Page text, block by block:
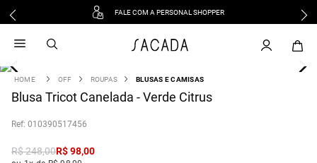
FALE COM A PERSONAL SHOPPER
OFF ROUPAS BLUSAS E CAMISAS
Blusa Tricot Canelada - Verde Citrus
: 010390517456
R$248,00R$98,00
vestido
3 º blusa
º vestido longo
º macacão